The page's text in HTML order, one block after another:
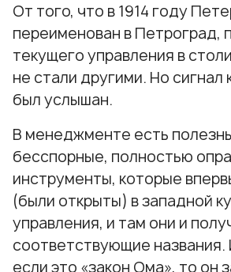
От того, что в 1914 году
переименован в Петроград,
текущего управления в
не стали другими. Но сигнал
был услышан.
В менеджменте есть
бесспорные, полностью
инструменты, которые
(были открыты) в западной
управления, и там они и
соответствующие названия.
если это «закон Ома», то он